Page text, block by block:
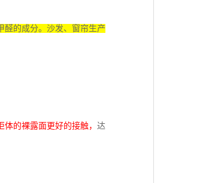
的成分。 沙发、窗帘生产
的裸露面更好的接触， 达